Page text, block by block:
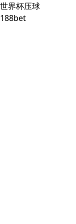
世界杯压球
188bet